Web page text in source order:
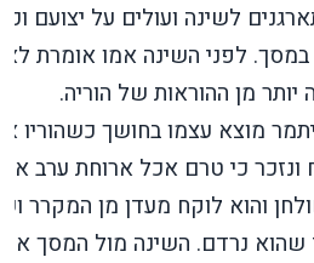
לשינה ועולים על יצועם
לפני השינה אמו אומרת
מן ההוראות של הוריה.
מוצא עצמו בחושך כשהוריו
ונזכר כי טרם אכל ארוחת ערב אך
והוא לוקח מעדן מן המקרר
נרדם. השינה מול המסך